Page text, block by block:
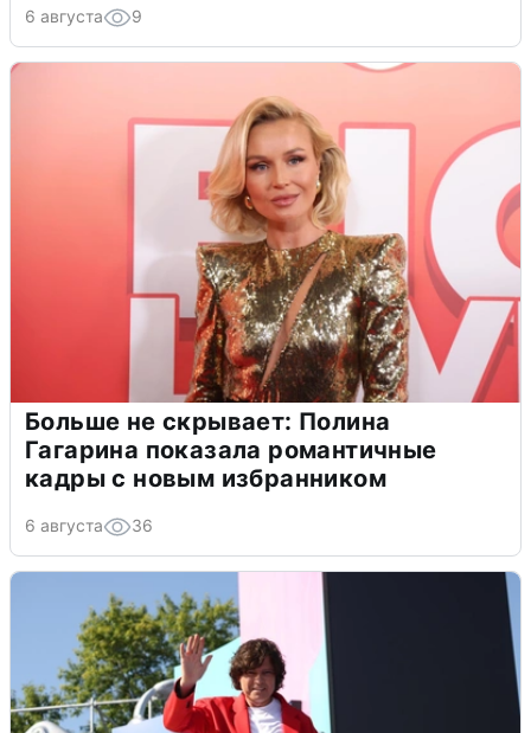
6 августа 9
Больше не скрывает: Полина
Гагарина показала романтичные
кадры с новым избранником
6 августа 36